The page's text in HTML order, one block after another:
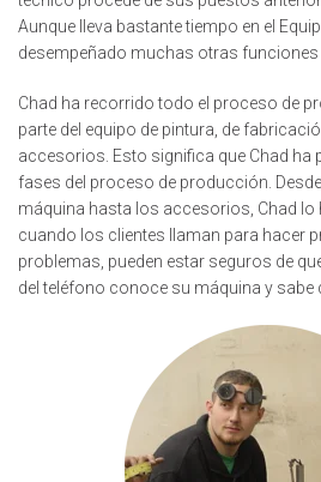
Aunque lleva bastante tiempo en el
desempeñado muchas otras
Chad ha recorrido todo el proceso de
parte del equipo de pintura, de
accesorios. Esto significa que Chad ha
fases del proceso de producción.
máquina hasta los accesorios, Chad lo
cuando los clientes llaman para hacer
problemas, pueden estar seguros de
del teléfono conoce su máquina y sabe